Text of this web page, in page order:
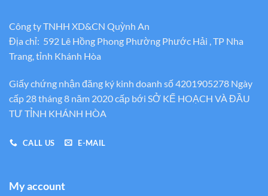
Công ty TNHH XD&CN Quỳnh An
Địa chỉ: 592 Lê Hồng Phong Phường Phước Hải , TP Nha
Trang, tỉnh Khánh Hòa
Giấy chứng nhận đăng ký kinh doanh số 4201905278 Ngày
cấp 28 tháng 8 năm 2020 cấp bới SỞ KẾ HOẠCH VÀ ĐẦU
TƯ TỈNH KHÁNH HÒA
CALL US E-MAIL
My account